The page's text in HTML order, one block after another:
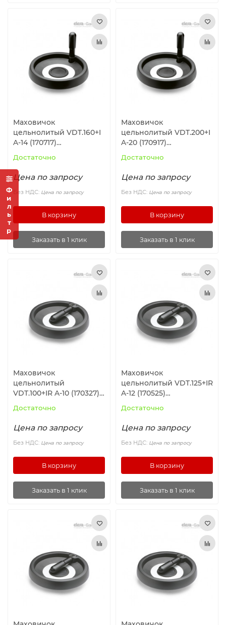
Фильтр
Маховичок
цельнолитый VDT.160+I
A-14 (170717)
Достаточно
Цена по запросу
Без НДС: Цена по запросу
В корзину
Заказать в 1 клик
Маховичок
цельнолитый VDT.200+I
A-20 (170917)
Достаточно
Цена по запросу
Без НДС: Цена по запросу
В корзину
Заказать в 1 клик
Маховичок
цельнолитый
VDT.100+IR A-10 (170327)
Достаточно
Цена по запросу
Без НДС: Цена по запросу
В корзину
Заказать в 1 клик
Маховичок
цельнолитый VDT.125+IR
A-12 (170525)
Достаточно
Цена по запросу
Без НДС: Цена по запросу
В корзину
Заказать в 1 клик